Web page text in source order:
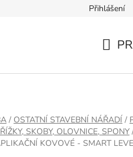
Přihlášení
/ OSTATNÍ STAVEBNÍ NÁŘADÍ /
SKOBY, OLOVNICE, SPONY
KOVOVÉ - SMART